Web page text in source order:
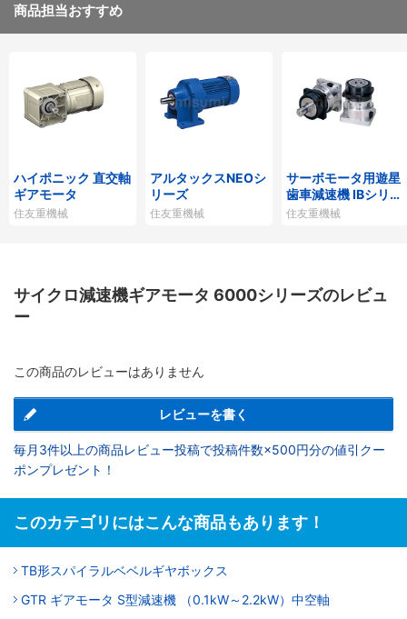
商品担当おすすめ
ハイポニック 直交軸
ギアモータ
住友重機械
アルタックスNEOシ
リーズ
住友重機械
サーボモータ用遊星
歯車減速機 IBシリー
ズP1タイプ
住友重機械
サイクロ減速機ギアモータ 6000シリーズのレビュ
ー
この商品のレビューはありません
レビューを書く
毎月3件以上の商品レビュー投稿で投稿件数×500円分の値引クー
ポンプレゼント！
このカテゴリにはこんな商品もあります！
TB形スパイラルベベルギヤボックス
GTR ギアモータ S型減速機 （0.1kW～2.2kW）中空軸